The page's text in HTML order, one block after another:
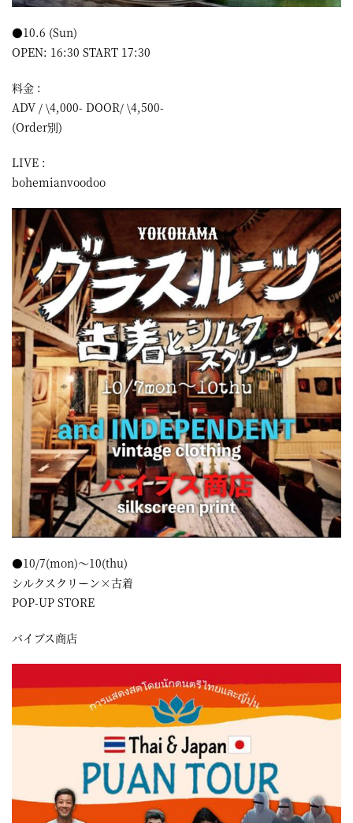
●10.6 (Sun)
OPEN: 16:30 START 17:30
料金 :
ADV / \4,000- DOOR/ \4,500-
(Order別)
LIVE :
bohemianvoodoo
●10/7(mon)～10(thu)
シルクスクリーン×古着
POP-UP STORE
バイブス商店